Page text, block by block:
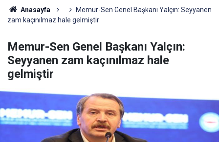
Anasayfa
Memur-Sen Genel Başkanı Yalçın: Seyyanen
zam kaçınılmaz hale gelmiştir
Memur-Sen Genel Başkanı Yalçın:
Seyyanen zam kaçınılmaz hale
gelmiştir